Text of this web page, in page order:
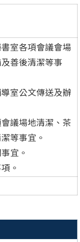
室各項會議會場
善後清潔等事
室公文傳送及辦
議場地清潔、茶
等事宜。
宜。
。